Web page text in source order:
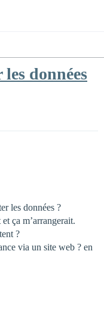
données
les données ?
ça m’arrangerait.
?
via un site web ? en